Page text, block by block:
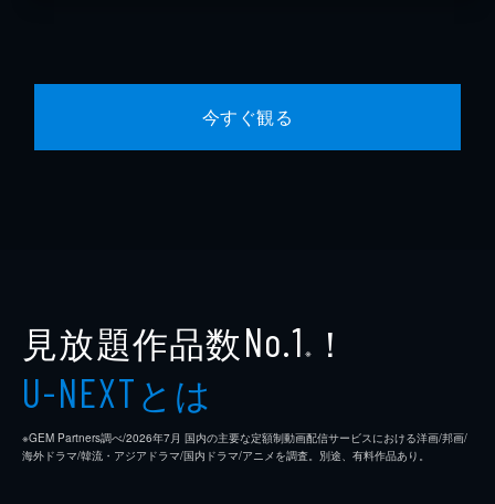
今すぐ観る
見放題作品数No.1 ※ ！
U-NEXTとは
※GEM Partners調べ/2026年7⽉ 国内の主要な定額制動画配信サービスにおける洋画/邦画/
海外ドラマ/韓流・アジアドラマ/国内ドラマ/アニメを調査。別途、有料作品あり。